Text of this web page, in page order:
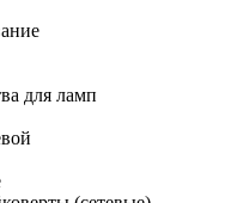
для ламп